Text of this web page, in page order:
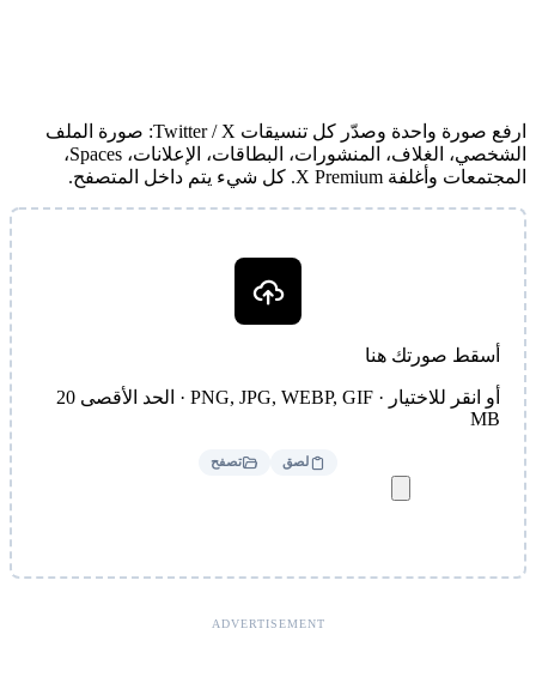
ارفع صورة واحدة وصدّر كل تنسيقات Twitter / X: صورة الملف
الشخصي، الغلاف، المنشورات، البطاقات، الإعلانات، Spaces،
المجتمعات وأغلفة X Premium. كل شيء يتم داخل المتصفح.
أسقط صورتك هنا
أو انقر للاختيار · PNG, JPG, WEBP, GIF · الحد الأقصى 20
MB
لصق تصفح
ADVERTISEMENT